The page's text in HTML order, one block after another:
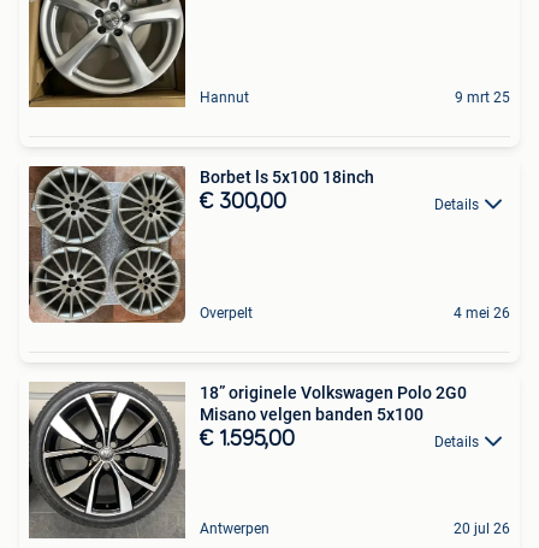
Hannut 9 mrt 25
Borbet ls 5x100 18inch
€ 300,00 Details
Overpelt 4 mei 26
18” originele Volkswagen Polo 2G0
Misano velgen banden 5x100
€ 1.595,00 Details
Antwerpen 20 jul 26